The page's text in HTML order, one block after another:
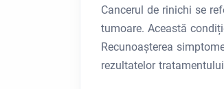
Cancerul de rinichi se
tumoare. Această
Recunoașterea
rezultatelor